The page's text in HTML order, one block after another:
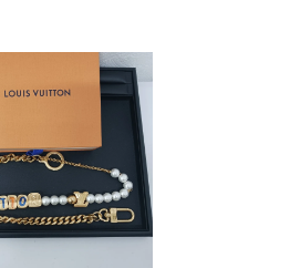
ス
の流れを詳しく解説
で高価買取を実現
スの利用者の声
体的なステップ
定時の注意点